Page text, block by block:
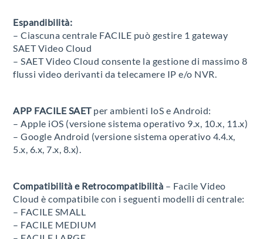
Espandibilità:
– Ciascuna centrale FACILE può gestire 1 gateway
SAET Video Cloud
– SAET Video Cloud consente la gestione di massimo 8
flussi video derivanti da telecamere IP e/o NVR.
APP FACILE SAETper ambienti IoS e Android:
– Apple iOS (versione sistema operativo 9.x, 10.x, 11.x)
– Google Android (versione sistema operativo 4.4.x,
5.x, 6.x, 7.x, 8.x).
Compatibilità e Retrocompatibilità – Facile Video
Cloud è compatibile con i seguenti modelli di centrale:
– FACILE SMALL
– FACILE MEDIUM